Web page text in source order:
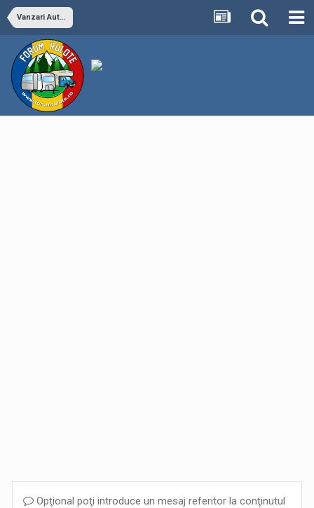
Vanzari Autorulote
Opţional poţi introduce un mesaj referitor la conţinutul